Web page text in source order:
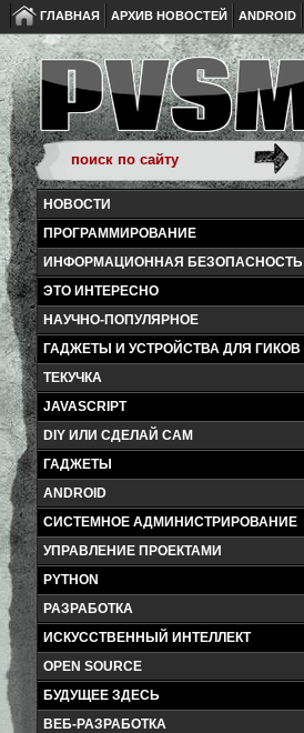
ГЛАВНАЯ АРХИВ НОВОСТЕЙ ANDROID
НОВОСТИ
ПРОГРАММИРОВАНИЕ
ИНФОРМАЦИОННАЯ БЕЗОПАСНОСТЬ
ЭТО ИНТЕРЕСНО
НАУЧНО-ПОПУЛЯРНОЕ
ГАДЖЕТЫ И УСТРОЙСТВА ДЛЯ ГИКОВ
ТЕКУЧКА
JAVASCRIPT
DIY ИЛИ СДЕЛАЙ САМ
ГАДЖЕТЫ
ANDROID
СИСТЕМНОЕ АДМИНИСТРИРОВАНИЕ
УПРАВЛЕНИЕ ПРОЕКТАМИ
PYTHON
РАЗРАБОТКА
ИСКУССТВЕННЫЙ ИНТЕЛЛЕКТ
OPEN SOURCE
БУДУЩЕЕ ЗДЕСЬ
ВЕБ-РАЗРАБОТКА